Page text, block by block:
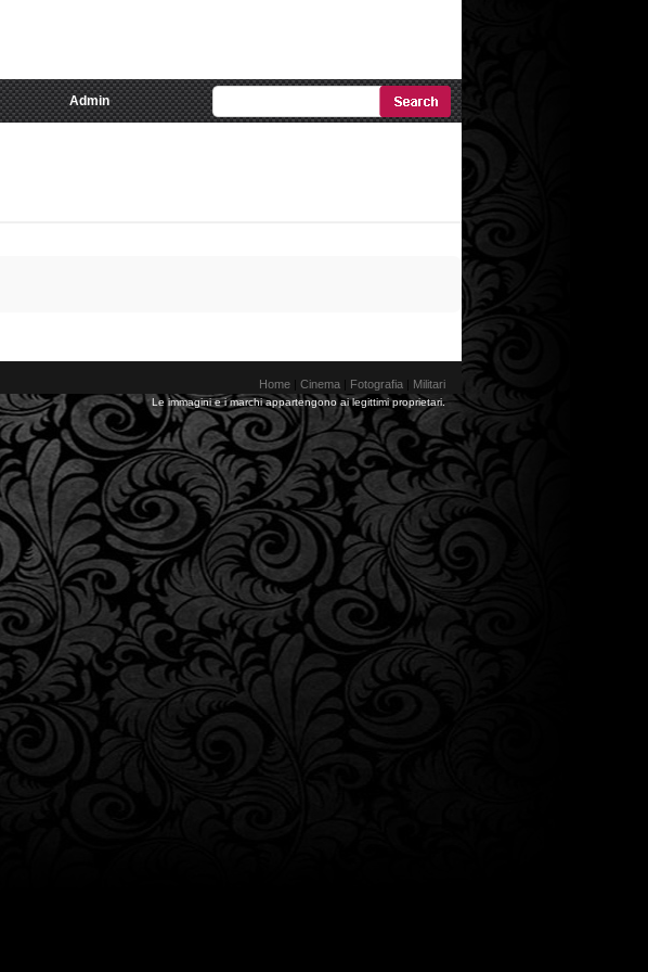
Admin
Home Cinema Fotografia Militari
Le immagini e i marchi appartengono ai legittimi proprietari.